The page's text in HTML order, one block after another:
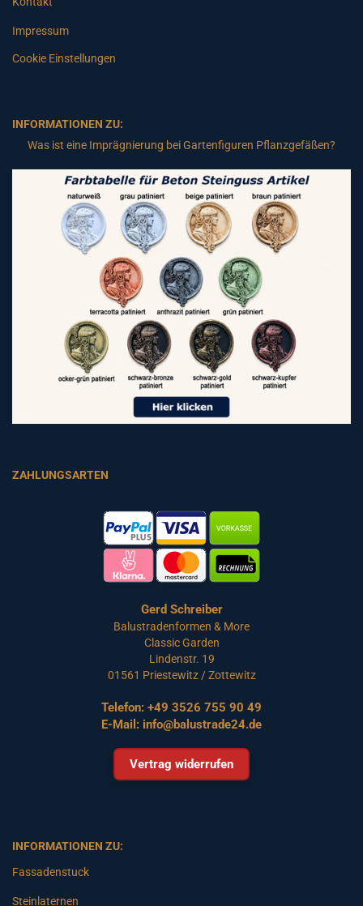
Impressum
Cookie Einstellungen
INFORMATIONEN ZU:
Was ist eine Imprägnierung bei Gartenfiguren Pflanzgefäßen?
ZAHLUNGSARTEN
Gerd Schreiber
Balustradenformen & More
Classic Garden
Lindenstr. 19
01561 Priestewitz / Zottewitz
Telefon: +49 3526 755 90 49
E-Mail: info@balustrade24.de
Vertrag widerrufen
INFORMATIONEN ZU:
Fassadenstuck
Steinlaternen